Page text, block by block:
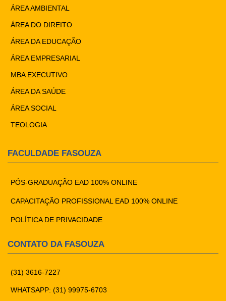
ÁREA AMBIENTAL
ÁREA DO DIREITO
ÁREA DA EDUCAÇÃO
ÁREA EMPRESARIAL
MBA EXECUTIVO
ÁREA DA SAÚDE
ÁREA SOCIAL
TEOLOGIA
FACULDADE FASOUZA
PÓS-GRADUAÇÃO EAD 100% ONLINE
CAPACITAÇÃO PROFISSIONAL EAD 100% ONLINE
POLÍTICA DE PRIVACIDADE
CONTATO DA FASOUZA
(31) 3616-7227
WHATSAPP: (31) 99975-6703